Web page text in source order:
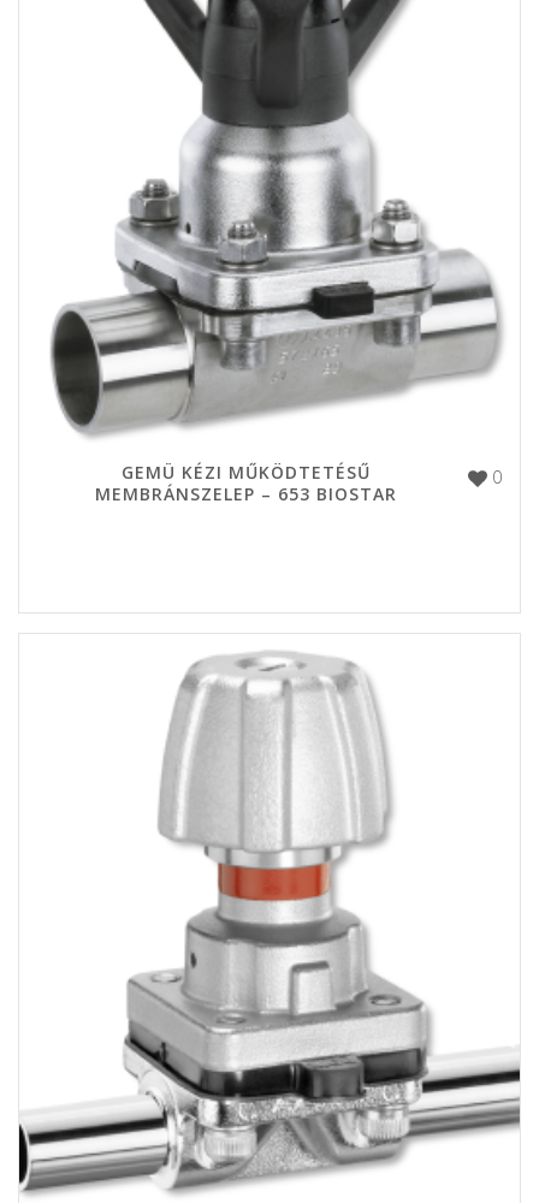
0
GEMÜ KÉZI MŰKÖDTETÉSŰ
MEMBRÁNSZELEP – 653 BIOSTAR